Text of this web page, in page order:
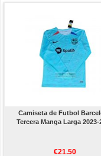
Camiseta de Futbol
Tercera Manga Larga 2023-
€21.50